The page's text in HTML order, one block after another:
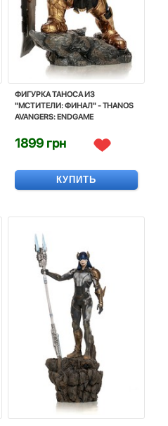
ФИГУРКА ТАНОСА ИЗ
"МСТИТЕЛИ: ФИНАЛ" - THANOS
AVANGERS: ENDGAME
1899 грн
КУПИТЬ